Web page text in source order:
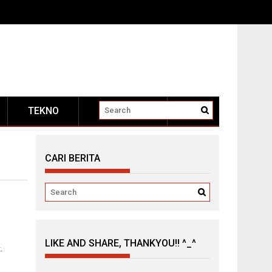
TEKNO OTOMOTIF
CARI BERITA
LIKE AND SHARE, THANKYOU!! ^_^